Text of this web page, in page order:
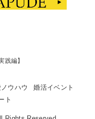
践編】
ウハウ
婚活イベント
ト